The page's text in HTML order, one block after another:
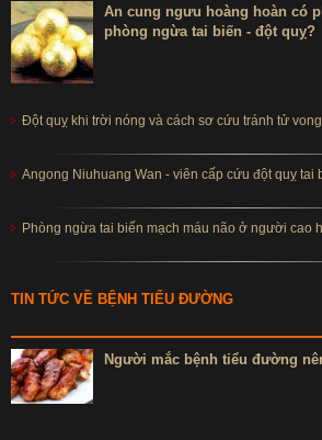
An cung ngưu hoàng hoàn có
phòng ngừa tai biến - đột quỵ?
Đột quỵ khi trời nóng và cách sơ cứu tránh tử vong
Angong Niuhuang Wan - viên cấp cứu đột quỵ tai
Phòng ngừa tai biến mạch máu não ở người cao
TIN TỨC VỀ BỆNH TIỂU ĐƯỜNG
Người mắc bệnh tiểu đường